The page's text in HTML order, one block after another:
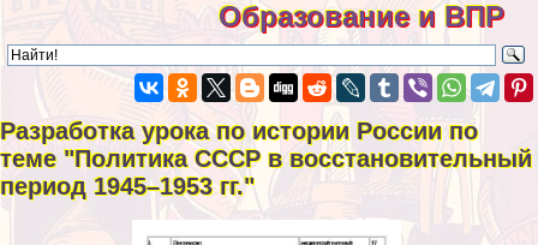
Образование и ВПР
Разработка урока по истории России по
теме "Политика СССР в восстановительный
период 1945–1953 гг."